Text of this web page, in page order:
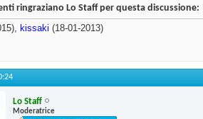
ringraziano Lo Staff per questa discussione:
kissaki (18-01-2013)
Lo Staff
Moderatrice